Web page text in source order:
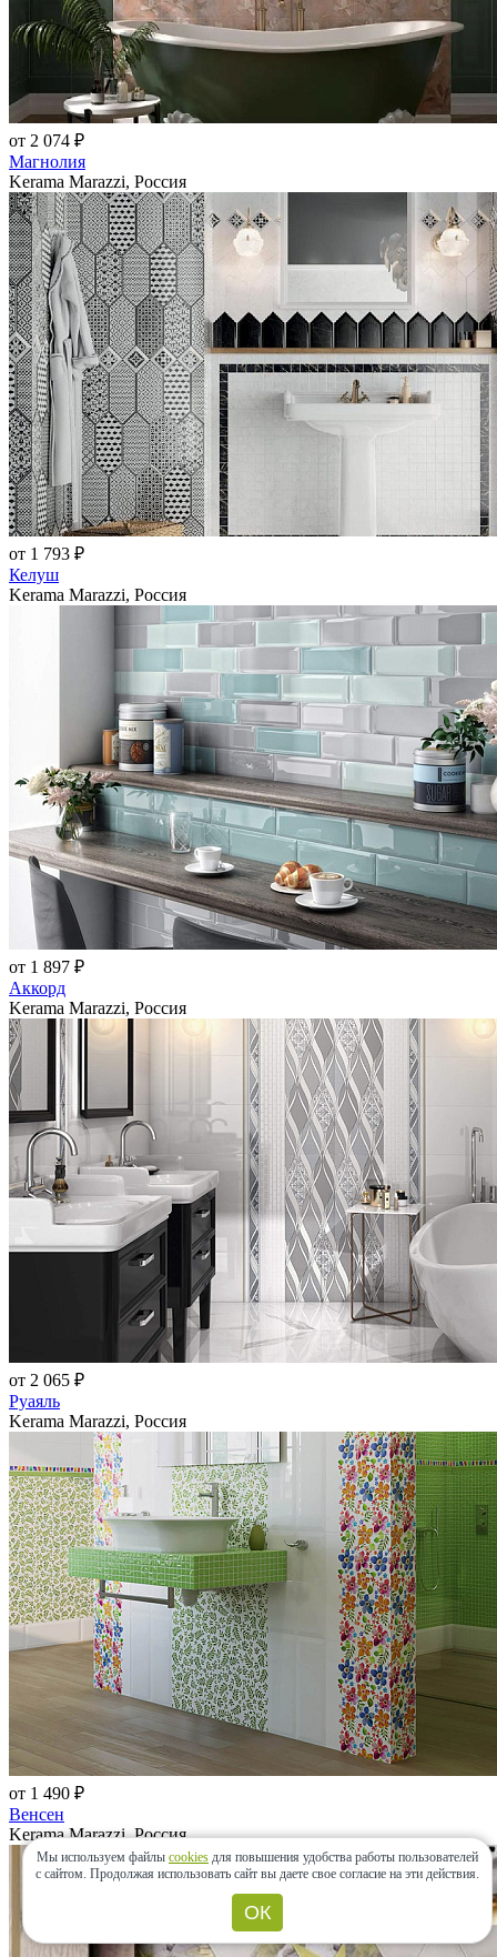
от 2 074 ₽
Магнолия
Kerama Marazzi, Россия
от 1 793 ₽
Келуш
Kerama Marazzi, Россия
от 1 897 ₽
Аккорд
Kerama Marazzi, Россия
от 2 065 ₽
Руаяль
Kerama Marazzi, Россия
от 1 490 ₽
Венсен
Kerama Marazzi, Россия
Мы используем файлы cookies для повышения удобства работы пользователей
с сайтом. Продолжая использовать сайт вы даете свое согласие на эти действия.
ОК